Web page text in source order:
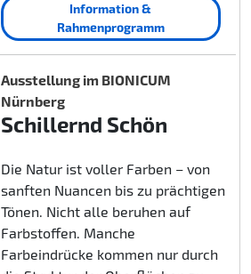
Information &
Rahmenprogramm
Ausstellung im BIONICUM
Nürnberg
Schillernd Schön
Die Natur ist voller Farben – von
sanften Nuancen bis zu prächtigen
Tönen. Nicht alle beruhen auf
Farbstoffen. Manche
Farbeindrücke kommen nur durch